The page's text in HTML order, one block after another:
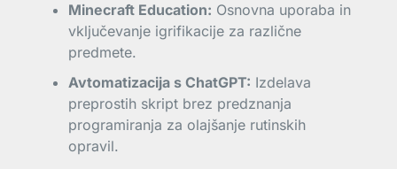
Minecraft Education: Osnovna uporaba in
vključevanje igrifikacije za različne
predmete.
Avtomatizacija s ChatGPT: Izdelava
preprostih skript brez predznanja
programiranja za olajšanje rutinskih
opravil.